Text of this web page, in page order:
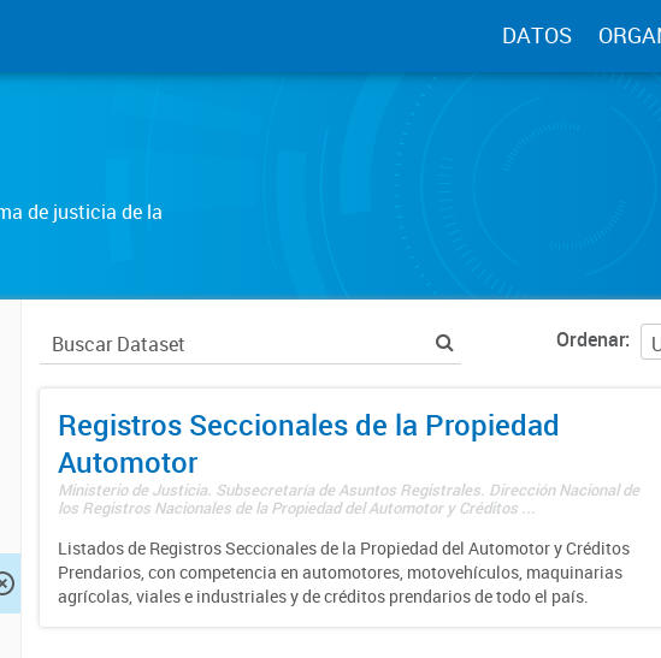
DATOS
de justicia de la
Ordenar
Registros Seccionales de la Propiedad
Automotor
Ministerio de Justicia. Subsecretaría de Asuntos Registrales. Dirección Nacional de
los Registros Nacionales de la Propiedad del Automotor y Créditos ...
Listados de Registros Seccionales de la Propiedad del Automotor y Créditos
Prendarios, con competencia en automotores, motovehículos, maquinarias
agrícolas, viales e industriales y de créditos prendarios de todo el país.